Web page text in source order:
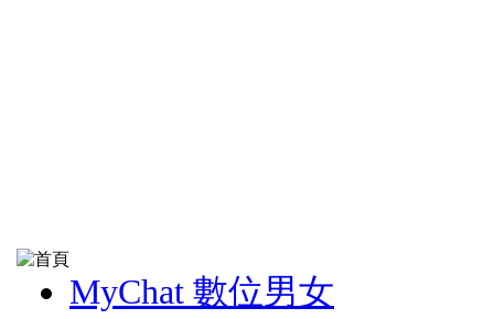
MyChat 數位男女